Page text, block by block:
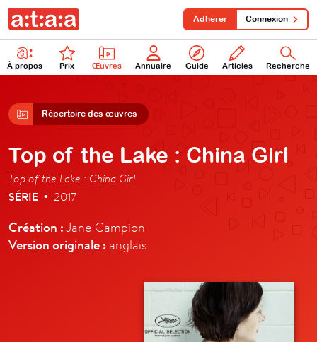
À propos Prix Œuvres Annuaire Guide Articles Recherche
Adhérer Connexion
Répertoire des œuvres
Top of the Lake : China Girl
Top of the Lake : China Girl
SÉRIE • 2017
Création :Jane Campion
Version originale : anglais